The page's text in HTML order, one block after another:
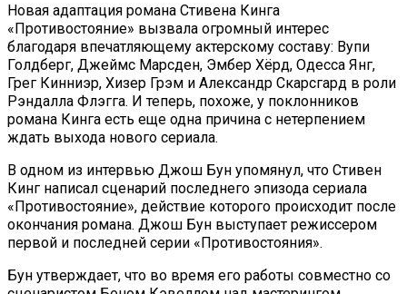
Новая адаптация романа Стивена Кинга
«Противостояние» вызвала огромный интерес
благодаря впечатляющему актерскому составу: Вупи
Голдберг, Джеймс Марсден, Эмбер Хёрд, Одесса Янг,
Грег Кинниэр, Хизер Грэм и Александр Скарсгард в роли
Рэндалла Флэгга. И теперь, похоже, у поклонников
романа Кинга есть еще одна причина с нетерпением
ждать выхода нового сериала.
В одном из интервью Джош Бун упомянул, что Стивен
Кинг написал сценарий последнего эпизода сериала
«Противостояние», действие которого происходит после
окончания романа. Джош Бун выступает режиссером
первой и последней серии «Противостояния».
Бун утверждает, что во время его работы совместно со